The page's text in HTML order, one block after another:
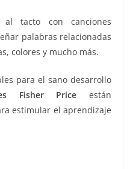
al tacto con canciones
palabras relacionadas
colores y mucho más.
para el sano desarrollo
Fisher Priceestán
estimular el aprendizaje